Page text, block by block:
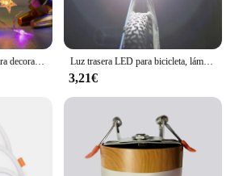
Guirnalda de luces Led para decoración del hogar, tira de luces de hadas de 10M, 80 LED, USB, para exteriores/interiores, Navidad/Año Nuevo Luz trasera LED para bicicleta, lámpara de advertencia de seguridad, recargable vía USB, resistente al agua, accesorios intermitentes para ciclismo nocturno
3,21€